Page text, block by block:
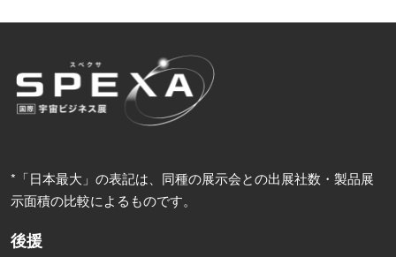
*「日本最大」の表記は、同種の展示会との出展社数・製品展
示面積の比較によるものです。
後援